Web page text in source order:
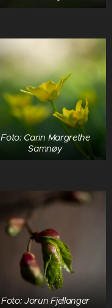
Foto: Carin Margrethe
Samnøy
Foto: Jorun Fjellanger